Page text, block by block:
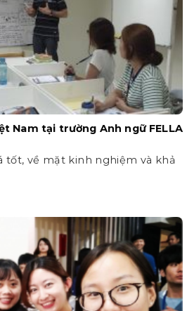
Nam tại trường Anh ngữ FELLA
tốt, về mặt kinh nghiệm và khả